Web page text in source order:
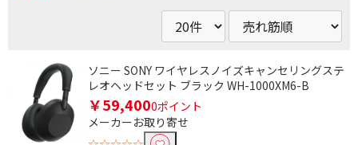
ソニー SONY ワイヤレスノイズキャンセリングステ
レオヘッドセット ブラック WH-1000XM6-B
￥59,4000ポイント
メーカーお取り寄せ